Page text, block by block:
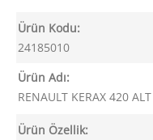
Ürün Kodu:
24185010
Ürün Adı:
RENAULT KERAX 420
Ürün Özellik: